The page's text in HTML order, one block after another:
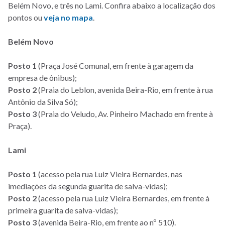
Belém Novo, e três no Lami. Confira abaixo a localização dos
pontos ouveja no mapa.
Belém Novo
Posto 1 (Praça José Comunal, em frente à garagem da
empresa de ônibus);
Posto 2(Praia do Leblon, avenida Beira-Rio, em frente à rua
Antônio da Silva Só);
Posto 3(Praia do Veludo, Av. Pinheiro Machado em frente à
Praça).
Lami
Posto 1 (acesso pela rua Luiz Vieira Bernardes, nas
imediações da segunda guarita de salva-vidas);
Posto 2(acesso pela rua Luiz Vieira Bernardes, em frente à
primeira guarita de salva-vidas);
Posto 3(avenida Beira-Rio, em frente ao nº 510).